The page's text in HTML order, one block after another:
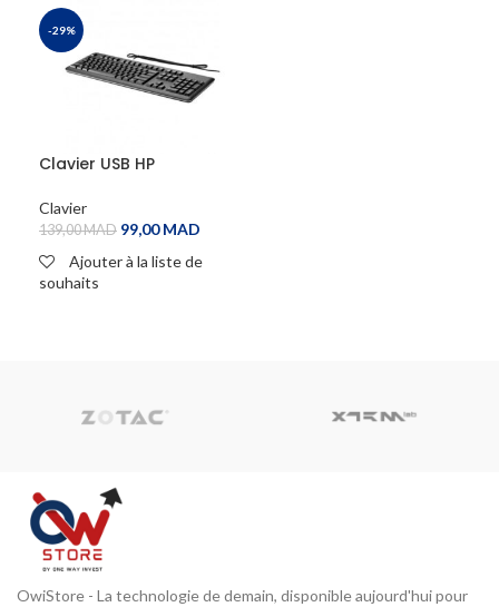
-29%
Clavier USB HP
Clavier
139,00MAD 99,00MAD
Ajouter à la liste de
souhaits
OwiStore - La technologie de demain, disponible aujourd'hui pour